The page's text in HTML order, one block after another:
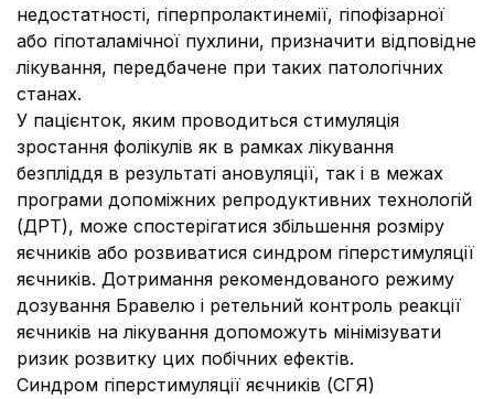
недостатності, гіперпролактинемії, гіпофізарної
або гіпоталамічної пухлини, призначити відповідне
лікування, передбачене при таких патологічних
станах.
У пацієнток, яким проводиться стимуляція
зростання фолікулів як в рамках лікування
безпліддя в результаті ановуляції, так і в межах
програми допоміжних репродуктивних технологій
(ДРТ), може спостерігатися збільшення розміру
яєчників або розвиватися синдром гіперстимуляції
яєчників. Дотримання рекомендованого режиму
дозування Бравелю і ретельний контроль реакції
яєчників на лікування допоможуть мінімізувати
ризик розвитку цих побічних ефектів.
Синдром гіперстимуляції яєчників (СГЯ)